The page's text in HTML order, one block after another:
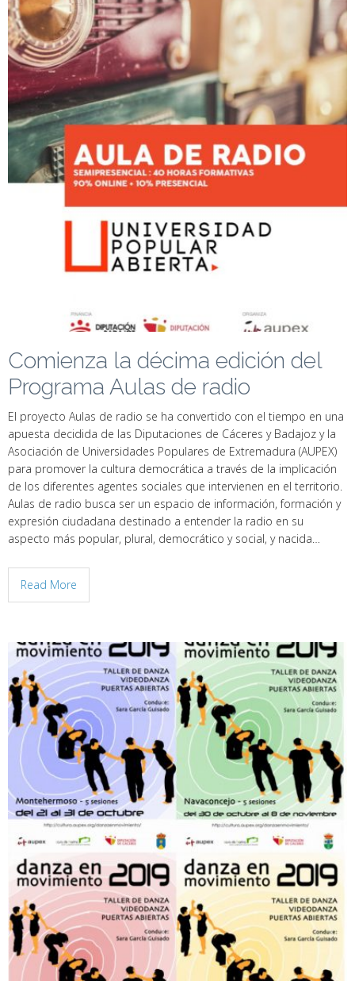
Comienza la décima edición del
Programa Aulas de radio
El proyecto Aulas de radio se ha convertido con el tiempo en una
apuesta decidida de las Diputaciones de Cáceres y Badajoz y la
Asociación de Universidades Populares de Extremadura (AUPEX)
para promover la cultura democrática a través de la implicación
de los diferentes agentes sociales que intervienen en el territorio.
Aulas de radio busca ser un espacio de información, formación y
expresión ciudadana destinado a entender la radio en su
aspecto más popular, plural, democrático y social, y nacida…
Read More